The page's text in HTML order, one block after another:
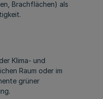
Brachflächen) als
Klima- und
Raum oder im
grüner